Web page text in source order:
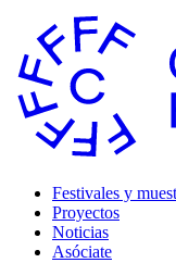
Festivales y
Proyectos
Noticias
Asóciate